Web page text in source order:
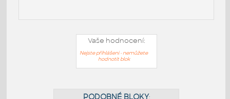
Vaše hodnocení:
Nejste přihlášeni - nemůžete
hodnotit blok